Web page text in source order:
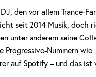
den vor allem Trance-
seit 2014 Musik, doch
unter anderem seine
Nummern wie
auf Spotify – und das